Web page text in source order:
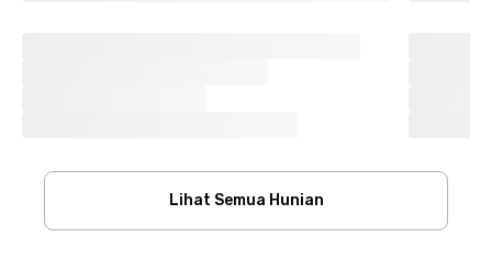
Lihat Semua Hunian